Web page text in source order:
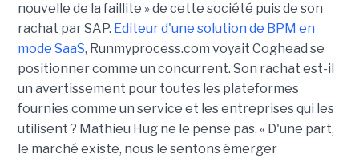
nouvelle de la faillite » de cette société puis de son
rachat par SAP. Editeur d'une solution de BPM en
mode SaaS, Runmyprocess.com voyait Coghead se
positionner comme un concurrent. Son rachat est-il
un avertissement pour toutes les plateformes
fournies comme un service et les entreprises qui les
utilisent ? Mathieu Hug ne le pense pas. « D'une part,
le marché existe, nous le sentons émerger